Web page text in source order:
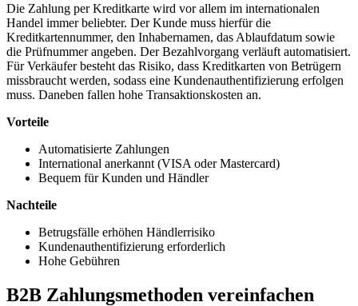
Die Zahlung per Kreditkarte wird vor allem im internationalen
Handel immer beliebter. Der Kunde muss hierfür die
Kreditkartennummer, den Inhabernamen, das Ablaufdatum sowie
die Prüfnummer angeben. Der Bezahlvorgang verläuft automatisiert.
Für Verkäufer besteht das Risiko, dass Kreditkarten von Betrügern
missbraucht werden, sodass eine Kundenauthentifizierung erfolgen
muss. Daneben fallen hohe Transaktionskosten an.
Vorteile
Automatisierte Zahlungen
International anerkannt (VISA oder Mastercard)
Bequem für Kunden und Händler
Nachteile
Betrugsfälle erhöhen Händlerrisiko
Kundenauthentifizierung erforderlich
Hohe Gebühren
B2B Zahlungsmethoden vereinfachen